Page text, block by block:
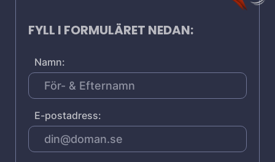
FYLL I FORMULÄRET NEDAN:
Namn:
E-postadress: